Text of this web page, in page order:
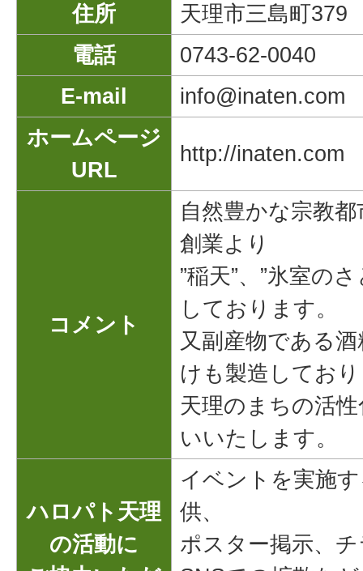
住所
天理市三島町379
電話
0743-62-0040
E-mail
info@inaten.com
ホームページ
URL
http://inaten.com
コメント
自然豊かな宗教
創業より
”稲天”、”氷室の
しております。
又副産物である
けも製造してお
天理のまちの活
いいたします。
ハロパト天理
の活動に
イベントを実施
供、
ポスター掲示、